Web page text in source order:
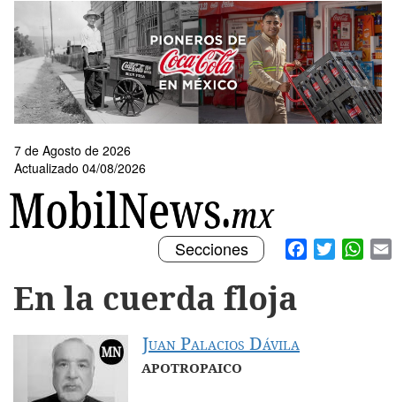
contenido
principal
7 de Agosto de 2026
Actualizado 04/08/2026
Facebook
Twitter
Toggle
navigation
Secciones
En la cuerda floja
Juan Palacios Dávila
APOTROPAICO